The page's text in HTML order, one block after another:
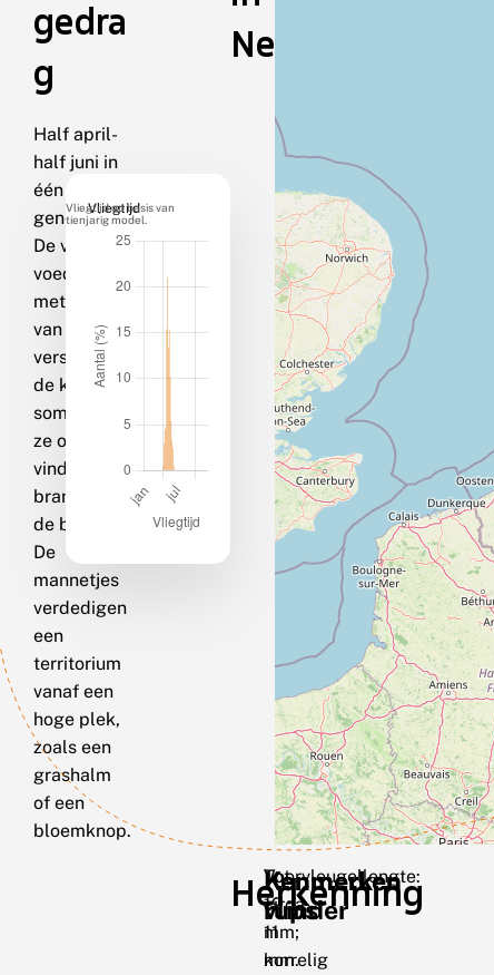
gedra
g
Half april-
half juni in
één
generatie.
De vlinders
voeden zich
met nectar
van
verschillen
de kruiden;
soms zijn
ze ook te
vinden op
bramen in
de bosrand.
De
mannetjes
verdedigen
een
territorium
vanaf een
hoge plek,
zoals een
grashalm
of een
bloemknop.
Vliegtijd
Vliegtijd op basis van
tienjarig model.
Nederland
Herkenning
Kenmerken
vlinder
Voorvleugellengte:
circa
11
mm.
Kenmerken
rups
Tot
19
mm;
korrelig